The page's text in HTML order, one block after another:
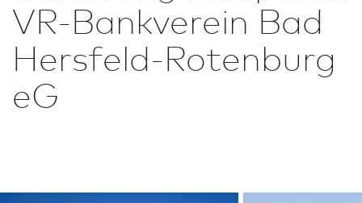
VR-Bankverein Bad
Hersfeld-Roten­burg
eG